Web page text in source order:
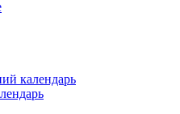
календарь